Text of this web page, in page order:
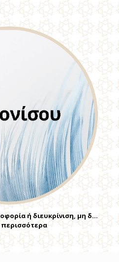
ή διευκρίνιση, μη δ…